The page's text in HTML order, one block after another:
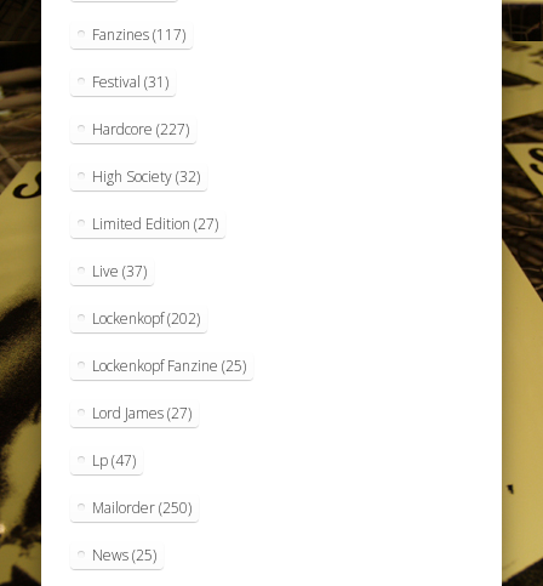
Fanzines(117)
Festival (31)
Hardcore (227)
High Society(32)
Limited Edition (27)
Live (37)
Lockenkopf(202)
Lockenkopf Fanzine (25)
Lord James(27)
Lp(47)
Mailorder(250)
News(25)